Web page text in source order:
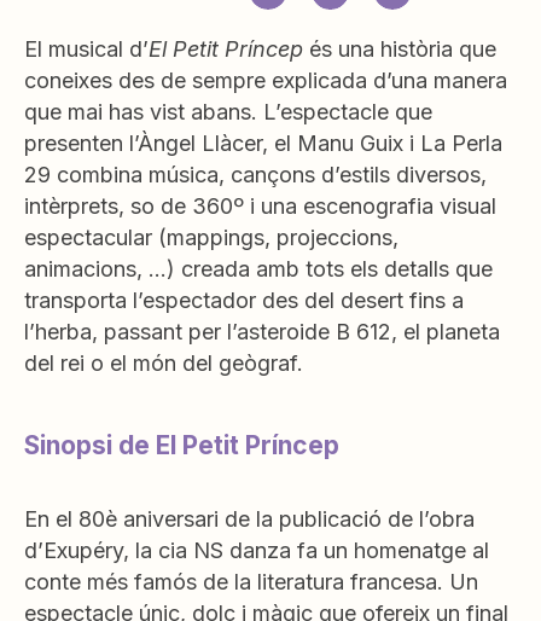
El musical d’El Petit Príncep és una història que
coneixes des de sempre explicada d’una manera
que mai has vist abans. L’espectacle que
presenten l’Àngel Llàcer, el Manu Guix i La Perla
29 combina música, cançons d’estils diversos,
intèrprets, so de 360º i una escenografia visual
espectacular (mappings, projeccions,
animacions, …) creada amb tots els detalls que
transporta l’espectador des del desert fins a
l’herba, passant per l’asteroide B 612, el planeta
del rei o el món del geògraf.
Sinopsi de El Petit Príncep
En el 80è aniversari de la publicació de l’obra
d’Exupéry, la cia NS danza fa un homenatge al
conte més famós de la literatura francesa. Un
espectacle únic, dolç i màgic que ofereix un final